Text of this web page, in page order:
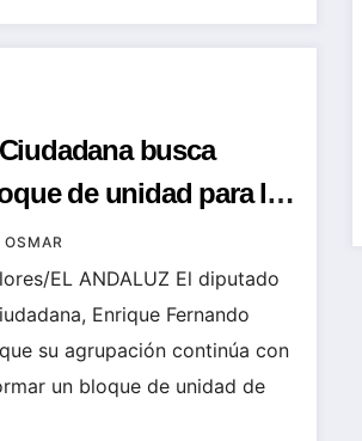
busca
de unidad para las
OSMAR
EL ANDALUZ El diputado
Enrique Fernando
su agrupación continúa con
un bloque de unidad de